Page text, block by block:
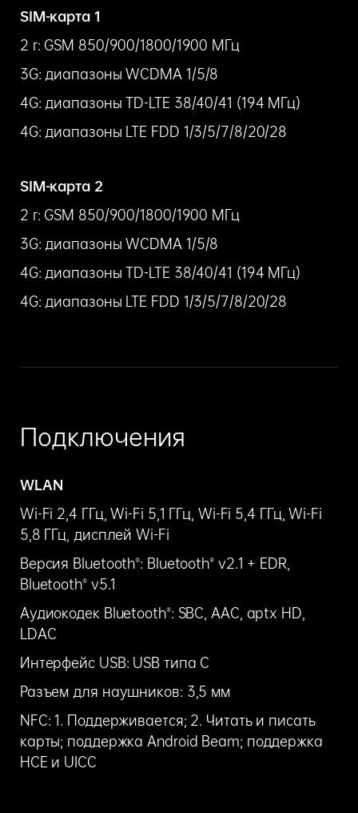
SIM-карта 1
2 г: GSM 850/900/1800/1900 МГц
3G: диапазоны WCDMA 1/5/8
4G: диапазоны TD-LTE 38/40/41 (194 МГц)
4G: диапазоны LTE FDD 1/3/5/7/8/20/28
SIM-карта 2
2 г: GSM 850/900/1800/1900 МГц
3G: диапазоны WCDMA 1/5/8
4G: диапазоны TD-LTE 38/40/41 (194 МГц)
4G: диапазоны LTE FDD 1/3/5/7/8/20/28
Подключения
WLAN
Wi-Fi 2,4 ГГц, Wi-Fi 5,1 ГГц, Wi-Fi 5,4 ГГц, Wi-Fi
5,8 ГГц, дисплей Wi-Fi
Версия Bluetooth®: Bluetooth® v2.1 + EDR,
Bluetooth® v5.1
Аудиокодек Bluetooth®: SBC, AAC, aptx HD,
LDAC
Интерфейс USB: USB типа C
Разъем для наушников: 3,5 мм
NFC: 1. Поддерживается; 2. Читать и писать
карты; поддержка Android Beam; поддержка
HCE и UICC